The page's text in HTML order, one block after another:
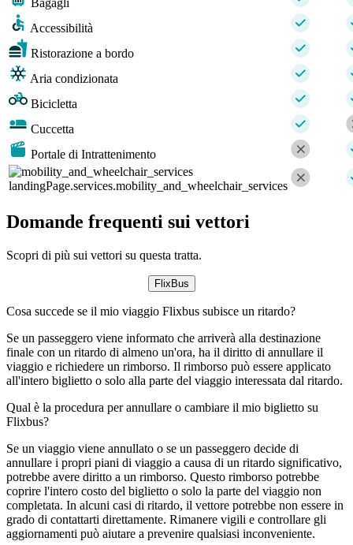
Accessibilità
Ristorazione a bordo
Aria condizionata
Bicicletta
Cuccetta
Portale di Intrattenimento
landingPage.services.mobility_and_wheelchair_services
Domande frequenti sui vettori
Scopri di più sui vettori su questa tratta.
FlixBus
Cosa succede se il mio viaggio Flixbus subisce un ritardo?
Se un passeggero viene informato che arriverà alla destinazione
finale con un ritardo di almeno un'ora, ha il diritto di annullare il
viaggio e richiedere un rimborso. Il rimborso può essere applicato
all'intero biglietto o solo alla parte del viaggio interessata dal ritardo.
Qual è la procedura per annullare o cambiare il mio biglietto su
Flixbus?
Se un viaggio viene annullato o se un passeggero decide di
annullare i propri piani di viaggio a causa di un ritardo significativo,
potrebbe avere diritto a un rimborso. Questo rimborso potrebbe
coprire l'intero costo del biglietto o solo la parte del viaggio non
completata. In alcuni casi di ritardo, il vettore potrebbe non essere in
grado di contattarti direttamente. Rimanere vigili e controllare gli
aggiornamenti può aiutare a prevenire qualsiasi inconveniente.